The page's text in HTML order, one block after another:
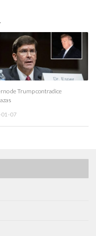
de Trump contradice
07